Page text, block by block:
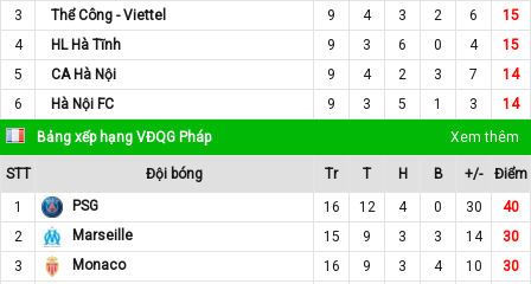
3
Thể Công - Viettel 9 4 3 2 6
15
4
HL Hà Tĩnh 9 3 6 0 4
15
5
CA Hà Nội 9 4 2 3 7
14
6
Hà Nội FC 9 3 5 1 3
14
Bảng xếp hạng VĐQG Pháp
Xem thêm
STT Đội bóng Tr T H B +/-
Điểm
1
PSG 16 12 4 0 30
40
2
Marseille 15 9 3 3 14
30
3
Monaco 16 9 3 4 10
30